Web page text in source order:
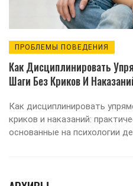
ПРОБЛЕМЫ ПОВЕДЕНИЯ
Как Дисциплинировать
Шаги Без Криков И
Как дисциплинировать
криков и наказаний:
основанные на психологии